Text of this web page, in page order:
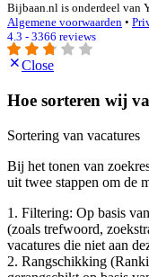
Bijbaan.nl is onderdeel van
Algemene voorwaarden •
4.3 - 3366 reviews
Close
Hoe sorteren wij
Sortering van vacatures
Bij het tonen van
uit twee stappen om de
1. Filtering: Op basis
(zoals trefwoord,
vacatures die niet aan
2. Rangschikking